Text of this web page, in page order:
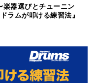
器選びとチューニン
ラムが叩ける練習法』